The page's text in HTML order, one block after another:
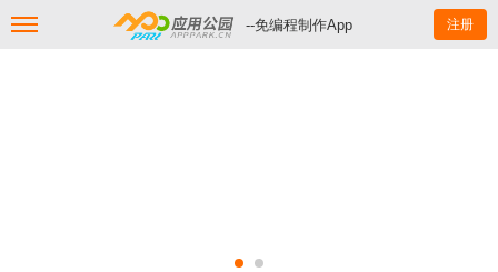
--免编程制作App 注册